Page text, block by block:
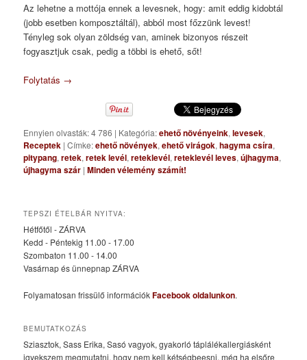
Az lehetne a mottója ennek a levesnek, hogy: amit eddig kidobtál
(jobb esetben komposztáltál), abból most főzzünk levest!
Tényleg sok olyan zöldség van, aminek bizonyos részeit
fogyasztjuk csak, pedig a többi is ehető, sőt!
Folytatás →
Ennyien olvasták: 4 786 | Kategória:ehető növényeink,levesek,
Receptek |Címke:ehető növények,ehető virágok,hagyma csíra,
pitypang,retek,retek levél,reteklevél,reteklevél leves,újhagyma,
újhagyma szár |Minden vélemény számít!
TEPSZI ÉTELBÁR NYITVA:
Hétfőtől - ZÁRVA
Kedd - Péntekig 11.00 - 17.00
Szombaton 11.00 - 14.00
Vasárnap és ünnepnap ZÁRVA
Folyamatosan frissülő információkFacebook oldalunkon.
BEMUTATKOZÁS
Sziasztok, Sass Erika, Sasó vagyok, gyakorló táplálékallergiásként
igyekszem megmutatni, hogy nem kell kétségbeesni, még ha elsőre